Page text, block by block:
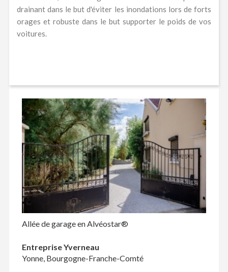
drainant dans le but d'éviter les inondations lors de forts
orages et robuste dans le but supporter le poids de vos
voitures.
Allée de garage en Alvéostar®
Entreprise Yverneau
Yonne, Bourgogne-Franche-Comté